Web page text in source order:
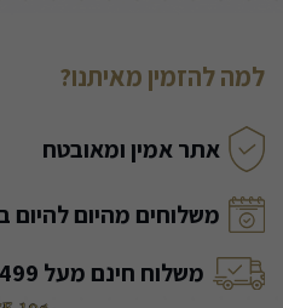
למה להזמין מאיתנו?
אתר אמין ומאובטח
משלוחים מהיום להיום
משלוח חינם מעל 499 ש"ח*